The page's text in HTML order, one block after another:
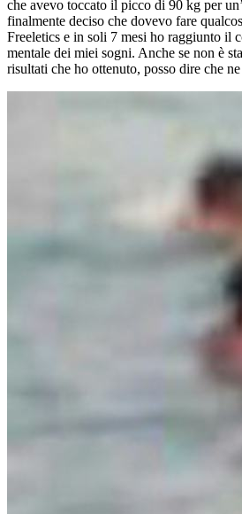
che avevo toccato il picco di 90 kg per
finalmente deciso che dovevo fare
Freeletics e in soli 7 mesi ho raggiunto il
mentale dei miei sogni. Anche se non è
risultati che ho ottenuto, posso dire che